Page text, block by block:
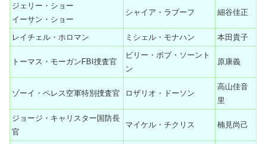
ジェリー・ショー
イーサン・ショー
シャイア・ラブーフ 細谷佳正
レイチェル・ホロマン ミシェル・モナハン 本田貴子
トーマス・モーガンFBI捜査官
ビリー・ボブ・ソーント
ン
原康義
ゾーイ・ペレス空軍特別捜査官 ロザリオ・ドーソン
高山佳音
里
ジョージ・キャリスター国防長
官
マイケル・チクリス 楠見尚己